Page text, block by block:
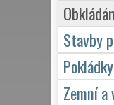
Stavby
Zemní a